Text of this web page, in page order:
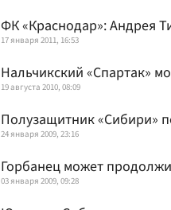
ФК «Краснодар»: Андрея
17 января 2011, 16:53
Нальчикский «Спартак»
19 августа 2010, 08:09
Полузащитник «Сибири»
24 января 2009, 23:16
Горбанец может
03 января 2009, 09:28